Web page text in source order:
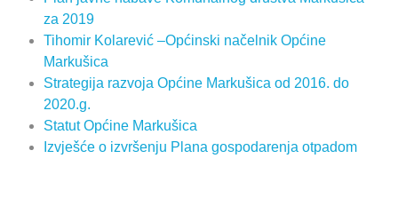
za 2019
Tihomir Kolarević –Općinski načelnik Općine
Markušica
Strategija razvoja Općine Markušica od 2016. do
2020.g.
Statut Općine Markušica
Izvješće o izvršenju Plana gospodarenja otpadom